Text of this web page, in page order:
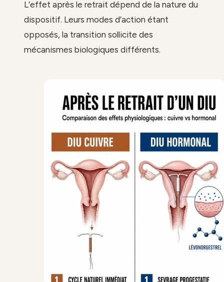
L’effet après le retrait dépend de la nature du
dispositif. Leurs modes d’action étant
opposés, la transition sollicite des
mécanismes biologiques différents.